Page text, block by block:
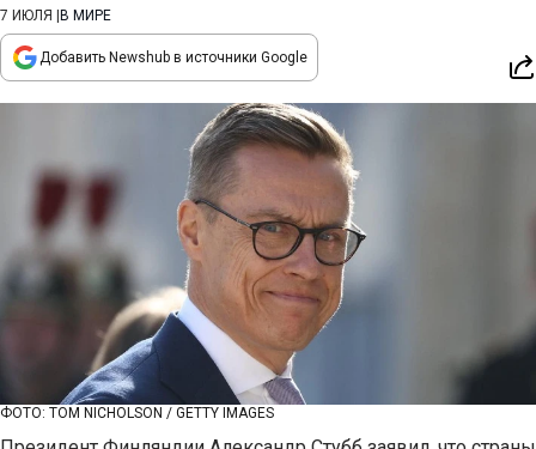
7 ИЮЛЯ В МИРЕ
Добавить Newshub в источники Google
ФОТО: TOM NICHOLSON / GETTY IMAGES